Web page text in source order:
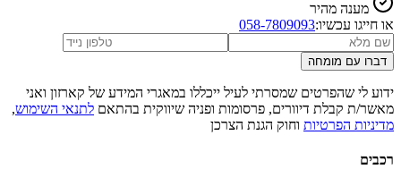
מענה מהיר
או חייגו עכשיו:058-7809093
דברו עם מומחה
ידוע לי שהפרטים שמסרתי לעיל ייכללו במאגרי המידע של קארזון ואני
מאשר/ת קבלת דיוורים, פרסומות ופניה שיווקית בהתאם לתנאי השימוש,
מדיניות הפרטיות וחוק הגנת הצרכן
רכבים